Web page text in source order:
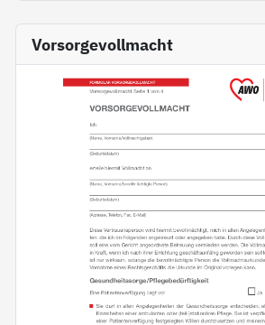
Vorsorgevollmacht